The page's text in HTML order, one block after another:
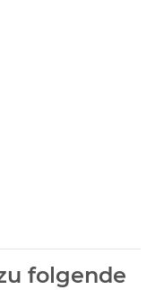
folgende